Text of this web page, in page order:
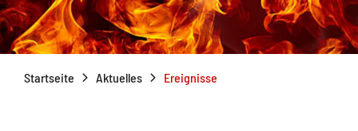
Startseite Aktuelles Ereignisse